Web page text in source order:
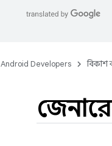
Android Developers